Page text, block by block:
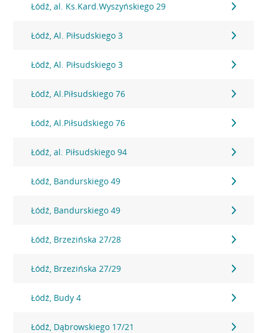
Łódź, al. Ks.Kard.Wyszyńskiego 29
Łódź, Al. Piłsudskiego 3
Łódź, Al. Piłsudskiego 3
Łódź, Al.Piłsudskiego 76
Łódź, Al.Piłsudskiego 76
Łódź, al. Piłsudskiego 94
Łódź, Bandurskiego 49
Łódź, Bandurskiego 49
Łódź, Brzezińska 27/28
Łódź, Brzezińska 27/29
Łódź, Budy 4
Łódź, Dąbrowskiego 17/21